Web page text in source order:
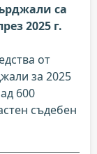
са
2025 г.
от
за 2025
600
съдебен